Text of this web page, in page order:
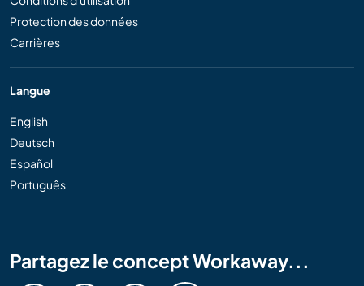
Protection des données
Carrières
Langue
English
Deutsch
Español
Português
Partagez le concept Workaway...